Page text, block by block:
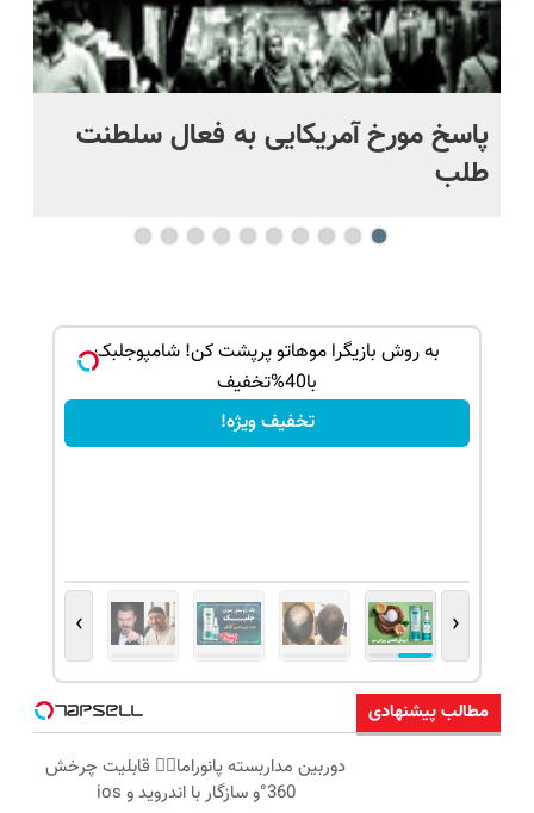
پاسخ مورخ آمریکایی به فعال سلطنت
طلب
به روش بازیگرا موهاتو پرپشت کن! شامپوجلبک
با40%تخفیف
تخفیف ویژه!
‹
›
مطالب پیشنهادی
دوربین مداربسته پانوراما👈🏻 قابلیت چرخش
360°و سازگار با اندروید و ios